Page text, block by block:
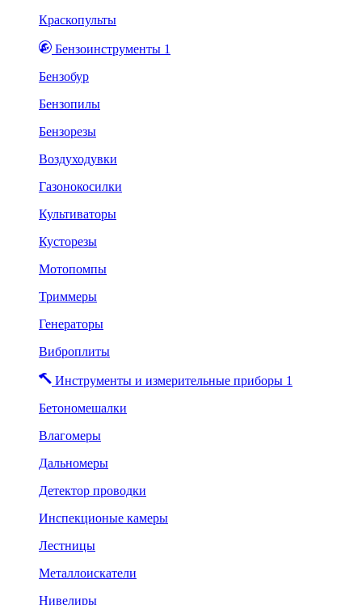
Краскопульты
Бензоинструменты 1
Бензобур
Бензопилы
Бензорезы
Воздуходувки
Газонокосилки
Культиваторы
Кусторезы
Мотопомпы
Триммеры
Генераторы
Виброплиты
Инструменты и измерительные приборы 1
Бетономешалки
Влагомеры
Дальномеры
Детектор проводки
Инспекционые камеры
Лестницы
Металлоискатели
Нивелиры